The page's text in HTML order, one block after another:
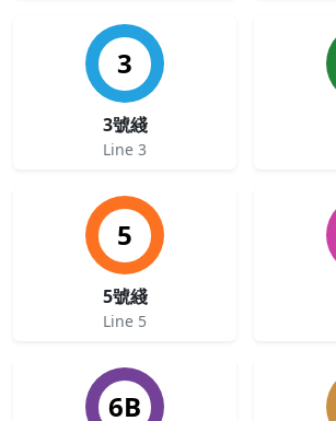
3
3號綫
Line 3
5
5號綫
Line 5
6B